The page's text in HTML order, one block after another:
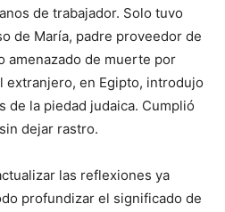
de trabajador. Solo tuvo
de María, padre proveedor de
amenazado de muerte por
extranjero, en Egipto, introdujo
de la piedad judaica. Cumplió
dejar rastro.
las reflexiones ya
profundizar el significado de